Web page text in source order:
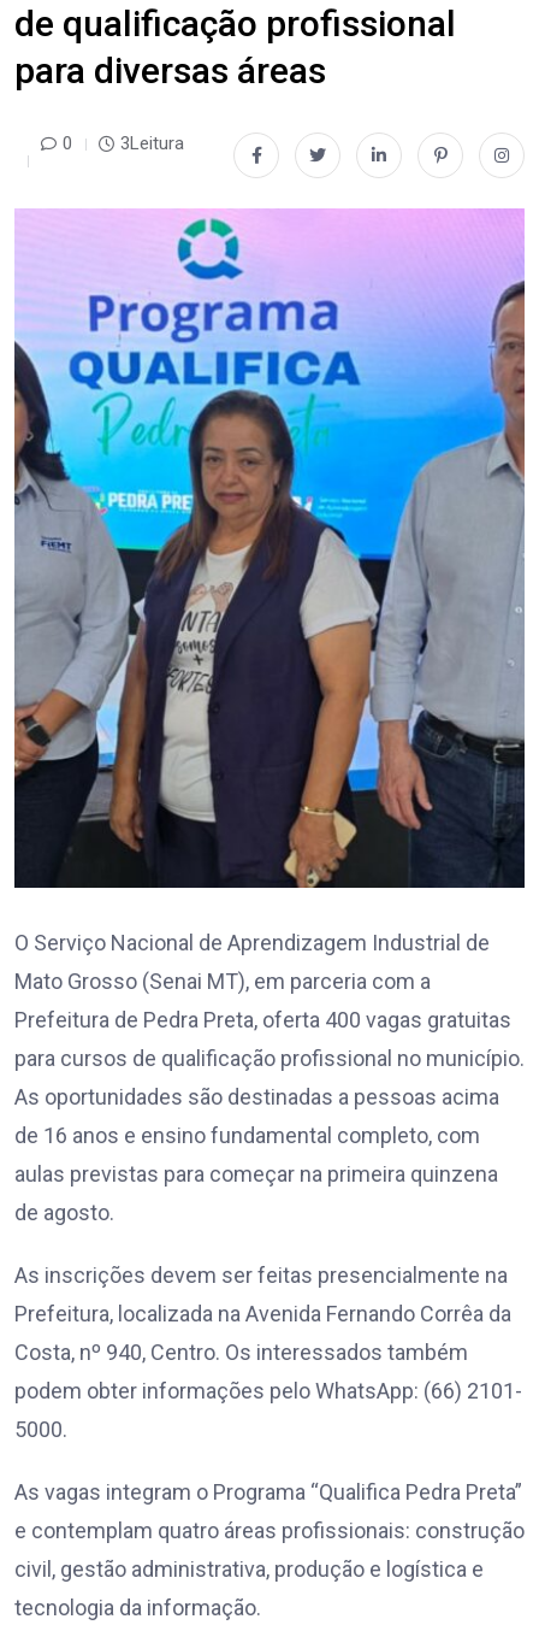
de qualificação profissional
para diversas áreas
0 3Leitura
O Serviço Nacional de Aprendizagem Industrial de
Mato Grosso (Senai MT), em parceria com a
Prefeitura de Pedra Preta, oferta 400 vagas gratuitas
para cursos de qualificação profissional no município.
As oportunidades são destinadas a pessoas acima
de 16 anos e ensino fundamental completo, com
aulas previstas para começar na primeira quinzena
de agosto.
As inscrições devem ser feitas presencialmente na
Prefeitura, localizada na Avenida Fernando Corrêa da
Costa, nº 940, Centro. Os interessados também
podem obter informações pelo WhatsApp: (66) 2101-
5000.
As vagas integram o Programa “Qualifica Pedra Preta”
e contemplam quatro áreas profissionais: construção
civil, gestão administrativa, produção e logística e
tecnologia da informação.